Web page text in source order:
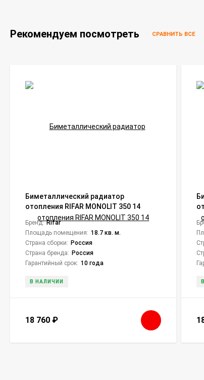
Рекомендуем посмотреть СРАВНИТЬ ВСЕ
Биметаллический радиатор
отопления RIFAR MONOLIT 350 14
Бренд: Rifar
Площадь помещения: 18.7 кв. м.
Страна сборки: Россия
Страна бренда: Россия
Гарантийный срок: 10 года
В НАЛИЧИИ
18 760 ₽